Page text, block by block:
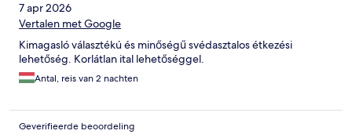
7 apr 2026
Vertalen met Google
Kimagasló választékú és minőségű svédasztalos étkezési
lehetőség. Korlátlan ital lehetőséggel.
Antal, reis van 2 nachten
Geverifieerde beoordeling